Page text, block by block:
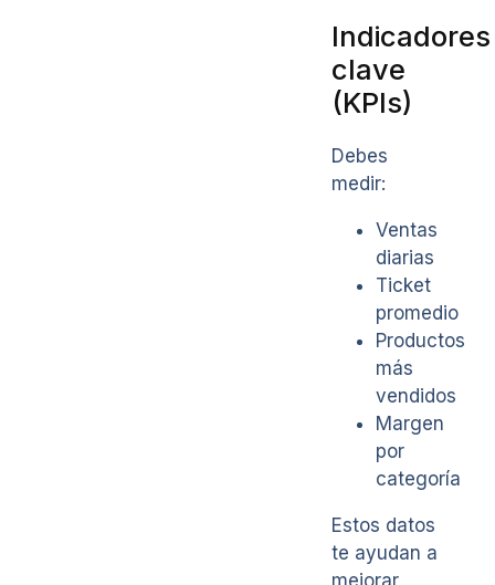
Indicadores
clave
(KPIs)
Debes
medir:
Ventas
diarias
Ticket
promedio
Productos
más
vendidos
Margen
por
categoría
Estos datos
te ayudan a
mejorar